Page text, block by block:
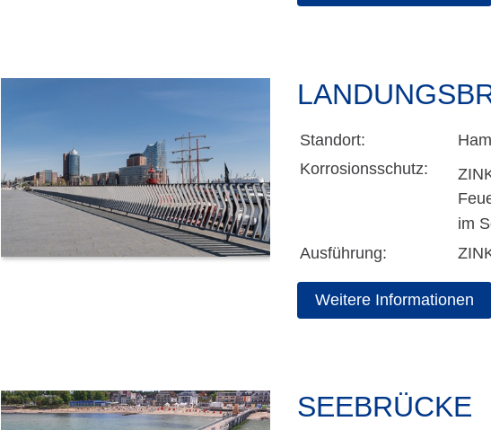
Standort:
Korrosionsschutz:
im
Ausführung:
Weitere Informationen
SEEBRÜCKE